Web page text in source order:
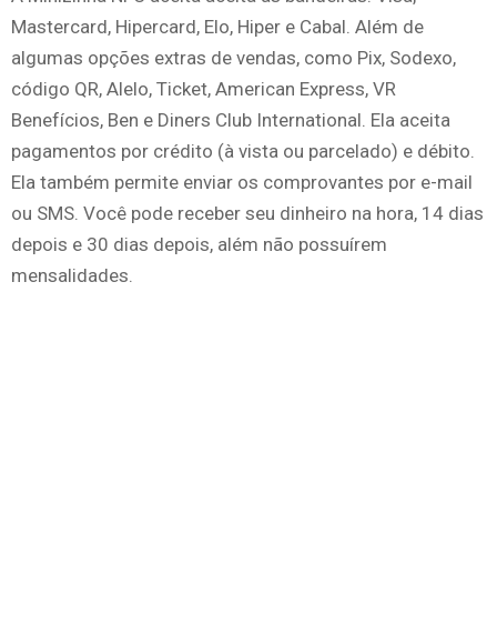
Mastercard, Hipercard, Elo, Hiper e Cabal. Além de
algumas opções extras de vendas, como Pix, Sodexo,
código QR, Alelo, Ticket, American Express, VR
Benefícios, Ben e Diners Club International. Ela aceita
pagamentos por crédito (à vista ou parcelado) e débito.
Ela também permite enviar os comprovantes por e-mail
ou SMS. Você pode receber seu dinheiro na hora, 14 dias
depois e 30 dias depois, além não possuírem
mensalidades.